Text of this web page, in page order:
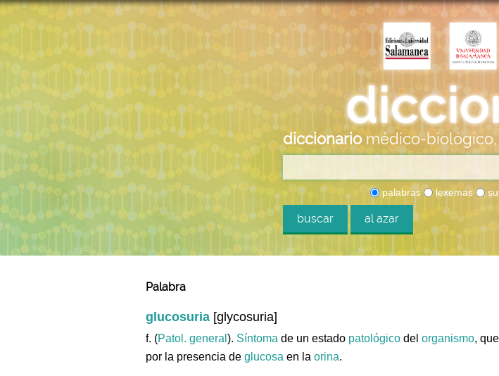
diccionario médico-
palabras lexemas
buscar al azar
Palabra
glucosuria [glycosuria]
f. (Patol. general ). Síntoma de un estado patológico del organismo,
por la presencia de glucosa en la orina.